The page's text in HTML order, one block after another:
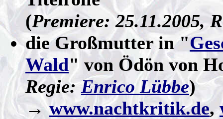
(Premiere: 25.11.2005,
die Großmutter in "
Wald" von Ödön von
Regie:Enrico Lübbe)
→www.nachtkritik.de,